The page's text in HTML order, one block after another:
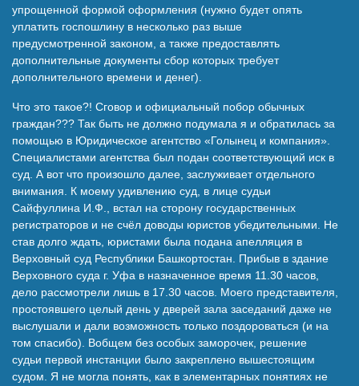
упрощенной формой оформления (нужно будет опять
уплатить госпошлину в несколько раз выше
предусмотренной законом, а также предоставлять
дополнительные документы сбор которых требует
дополнительного времени и денег).
Что это такое?! Сговор и официальный побор обычных
граждан??? Так быть не должно подумала я и обратилась за
помощью в Юридическое агентство «Голынец и компания».
Специалистами агентства был подан соответствующий иск в
суд. А вот что произошло далее, заслуживает отдельного
внимания. К моему удивлению суд, в лице судьи
Сайфуллина И.Ф., встал на сторону государственных
регистраторов и не счёл доводы юристов убедительными. Не
став долго ждать, юристами была подана апелляция в
Верховный суд Республики Башкортостан. Прибыв в здание
Верховного суда г. Уфа в назначенное время 11.30 часов,
дело рассмотрели лишь в 17.30 часов. Моего представителя,
простоявшего целый день у дверей зала заседаний даже не
выслушали и дали возможность только поздороваться (и на
том спасибо). Вобщем без особых заморочек, решение
судьи первой инстанции было закреплено вышестоящим
судом. Я не могла понять, как в элементарных понятиях не